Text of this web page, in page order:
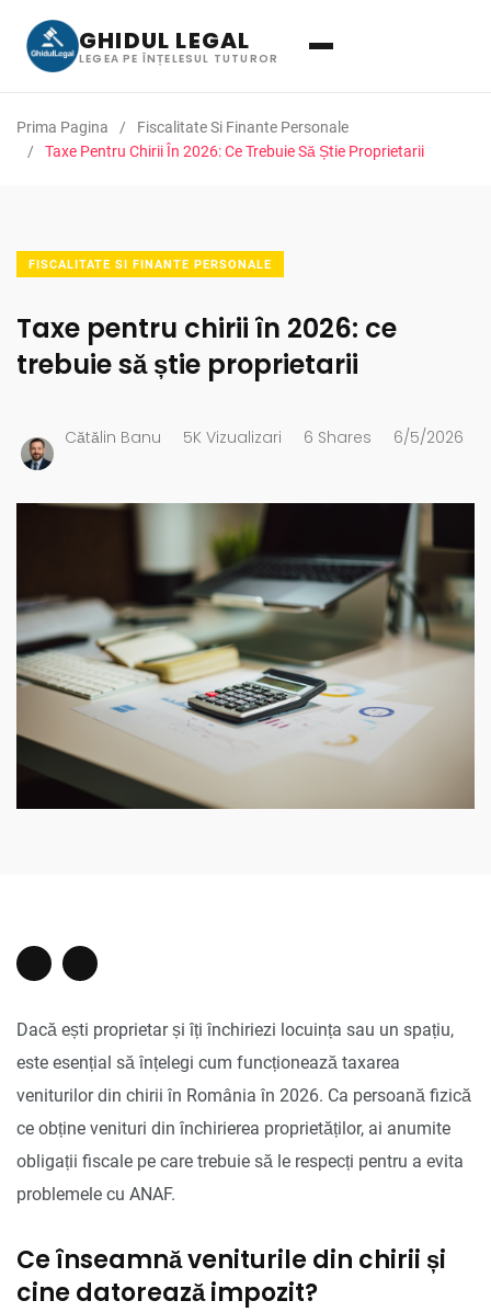
GHIDUL LEGAL
LEGEA PE ÎNȚELESUL TUTUROR
Prima Pagina
Fiscalitate Si Finante Personale
Taxe Pentru Chirii În 2026: Ce Trebuie Să Știe Proprietarii
FISCALITATE SI FINANTE PERSONALE
Taxe pentru chirii în 2026: ce
trebuie să știe proprietarii
Cătălin Banu 5K Vizualizari 6 Shares 6/5/2026
Dacă ești proprietar și îți închiriezi locuința sau un spațiu,
este esențial să înțelegi cum funcționează taxarea
veniturilor din chirii în România în 2026. Ca persoană fizică
ce obține venituri din închirierea proprietăților, ai anumite
obligații fiscale pe care trebuie să le respecți pentru a evita
problemele cu ANAF.
Ce înseamnă veniturile din chirii și
cine datorează impozit?